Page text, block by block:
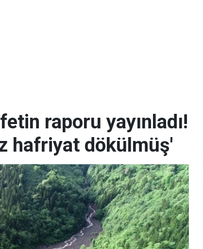
raporu yayınladı!
hafriyat dökülmüş'